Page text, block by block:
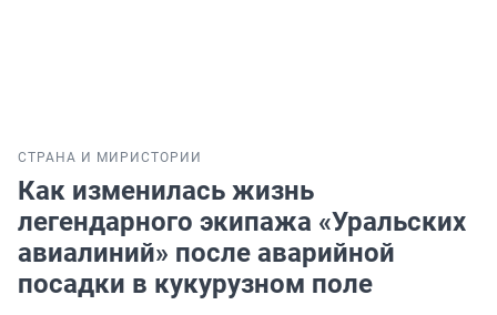
СТРАНА И МИР ИСТОРИИ
Как изменилась жизнь
легендарного экипажа «Уральских
авиалиний» после аварийной
посадки в кукурузном поле